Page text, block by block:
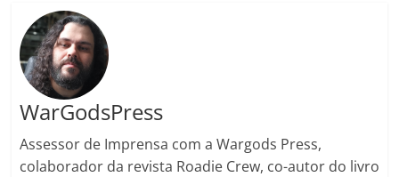
WarGodsPress
Assessor de Imprensa com a Wargods Press,
colaborador da revista Roadie Crew, co-autor do livro